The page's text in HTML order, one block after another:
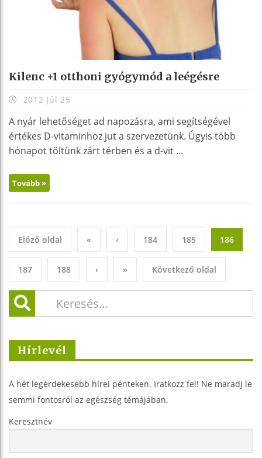
Kilenc +1 otthoni gyógymód a leégésre
2012 Júl 25
A nyár lehetőséget ad napozásra, ami segítségével
értékes D-vitaminhoz jut a szervezetünk. Úgyis több
hónapot töltünk zárt térben és a d-vit ...
Tovább »
Előző oldal « ‹ 184 185 186
187 188 › » Következő oldal
Hírlevél
A hét legérdekesebb hírei pénteken. Iratkozz fel! Ne maradj le
semmi fontosról az egészség témájában.
Keresztnév